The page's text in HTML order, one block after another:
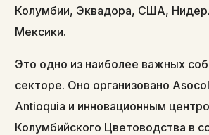
Колумбии, Эквадора, США,
Мексики.
Это одно из наиболее важных
секторе. Оно организовано
Antioquia и инновационным
Колумбийского Цветоводства в